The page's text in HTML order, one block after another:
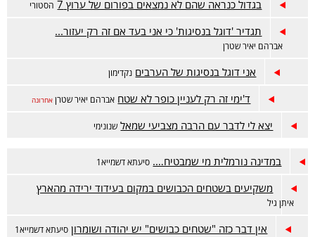
בגדול כנראה שהם לא נמצאים בפורום של ערוץ 7 הסטורי
תגדיר 'דוגל בנסיגות' כי אני בעד אם זה רק יעזור...
אברהם יאיר שטרן
אני דוגל בנסיגות של הערבים נקדימון
ד'ימי זה רק לעניין כופר לא שטח אברהם יאיר שטרן אחרונה
יצא לי לדבר עם הרבה מצביעי שמאל שנונימי
במדינה נורמלית מי שמבטיח…. סיעתא דשמייא1
משקיעים בשטחים הכבושים במקום בעידוד ירידה מהארץ
איתן גיל
אין דבר כזה "שטחים כבושים" יש יהודה ושומרון סיעתא דשמייא1